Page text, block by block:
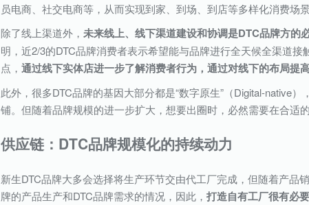
员电商、社交电商等，从而实现到家、到场、到店等多样化消费场
除了线上渠道外， 未来线上、线下渠道建设和协调是DTC品牌方的
明，近2/3的DTC品牌消费者表示希望能与品牌进行全天候全渠道
点， 通过线下实体店进一步了解消费者行为，通过对线下的布局提
此外，很多DTC品牌的基因大部分都是“数字原生”（Digital-native
铺。但随着品牌规模的进一步扩大，想要出圈时，必然需要在合适
供应链：DTC品牌规模化的持续动力
新生DTC品牌大多会选择将生产环节交由代工厂完成，但随着产品
牌的产品生产和DTC品牌需求的情况，因此， 打造自有工厂很有必要